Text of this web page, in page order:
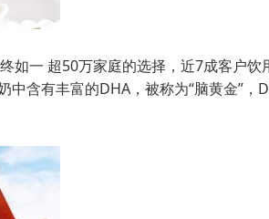
如一 超50万家庭的选择，近7成客户
含有丰富的DHA，被称为“脑黄金”，